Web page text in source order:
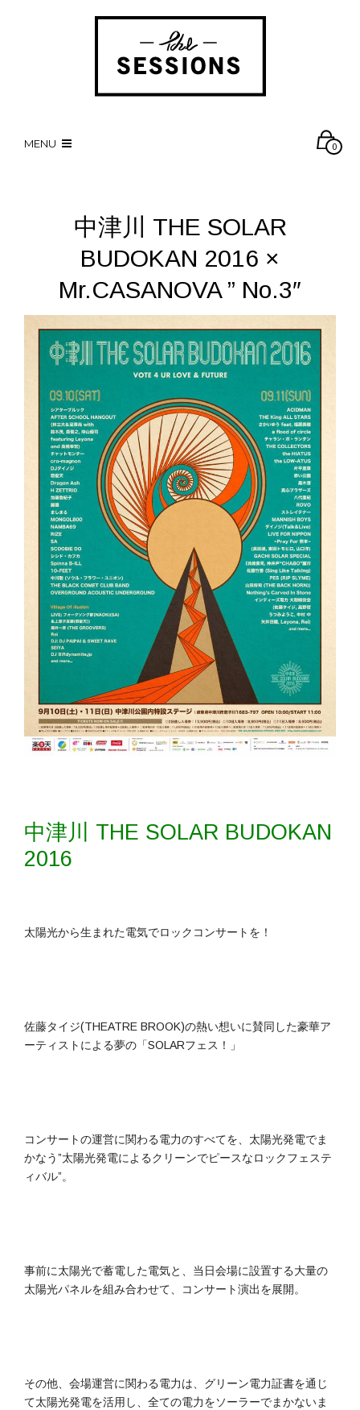
MENU 0
中津川 THE SOLAR
BUDOKAN 2016 ×
Mr.CASANOVA ” No.3″
中津川 THE SOLAR BUDOKAN
2016
太陽光から生まれた電気でロックコンサートを！
佐藤タイジ(THEATRE BROOK)の熱い想いに賛同した豪華ア
ーティストによる夢の「SOLARフェス！」
コンサートの運営に関わる電力のすべてを、太陽光発電でま
かなう”太陽光発電によるクリーンでピースなロックフェステ
ィバル”。
事前に太陽光で蓄電した電気と、当日会場に設置する大量の
太陽光パネルを組み合わせて、コンサート演出を展開。
その他、会場運営に関わる電力は、グリーン電力証書を通じ
て太陽光発電を活用し、全ての電力をソーラーでまかないま